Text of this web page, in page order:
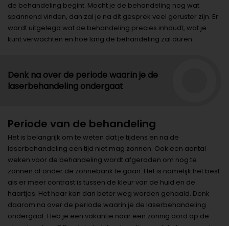
de behandeling begint. Mocht je de behandeling nog wat
spannend vinden, dan zal je na dit gesprek veel geruster zijn. Er
wordt uitgelegd wat de behandeling precies inhoudt, wat je
kunt verwachten en hoe lang de behandeling zal duren.
Denk na over de periode waarin je de
laserbehandeling ondergaat
Periode van de behandeling
Het is belangrijk om te weten dat je tijdens en na de
laserbehandeling een tijd niet mag zonnen. Ook een aantal
weken voor de behandeling wordt afgeraden om nog te
zonnen of onder de zonnebank te gaan. Het is namelijk het best
als er meer contrast is tussen de kleur van de huid en de
haartjes. Het haar kan dan beter weg worden gehaald. Denk
daarom na over de periode waarin je de laserbehandeling
ondergaat. Heb je een vakantie naar een zonnig oord op de